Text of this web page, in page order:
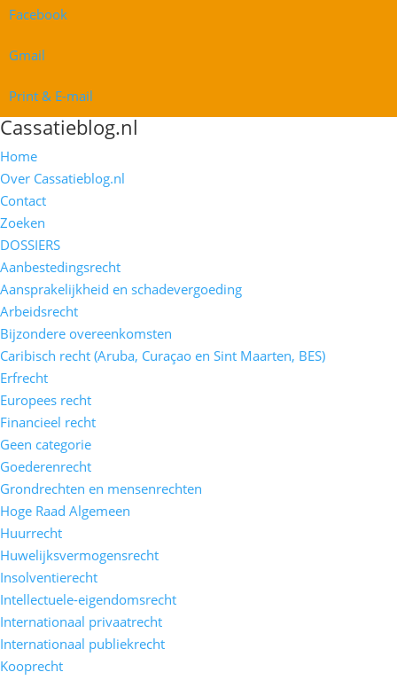
Facebook
Gmail
Print & E-mail
Cassatieblog.nl
Home
Over Cassatieblog.nl
Contact
Zoeken
DOSSIERS
Aanbestedingsrecht
Aansprakelijkheid en schadevergoeding
Arbeidsrecht
Bijzondere overeenkomsten
Caribisch recht (Aruba, Curaçao en Sint Maarten, BES)
Erfrecht
Europees recht
Financieel recht
Geen categorie
Goederenrecht
Grondrechten en mensenrechten
Hoge Raad Algemeen
Huurrecht
Huwelijksvermogensrecht
Insolventierecht
Intellectuele-eigendomsrecht
Internationaal privaatrecht
Internationaal publiekrecht
Kooprecht